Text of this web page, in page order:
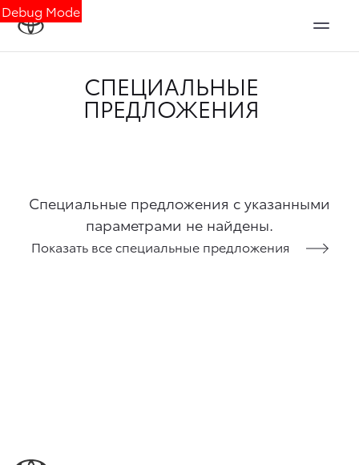
Debug Mode
СПЕЦИАЛЬНЫЕ
ПРЕДЛОЖЕНИЯ
Специальные предложения с указанными
параметрами не найдены.
Показать все специальные предложения